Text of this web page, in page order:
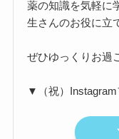
薬の知識を気軽に
生さんのお役に立
ぜひゆっくりお過
▼（祝）Instagram